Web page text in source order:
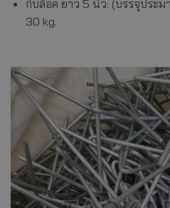
กิ๊บล็อค ยาว 5 นิ้ว: (บรรจุประ
30 kg.